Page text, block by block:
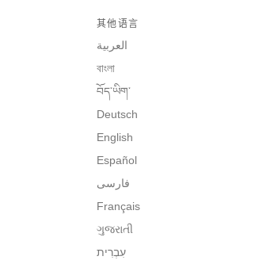
其他语言
العربية
বাংলা
བོད་ཡིག་
Deutsch
English
Español
فارسی
Français
ગુજરાતી